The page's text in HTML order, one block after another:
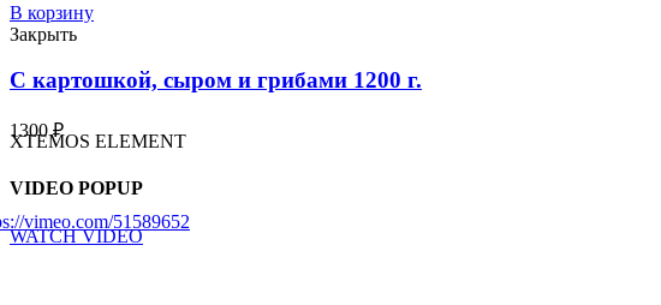
В корзину
Закрыть
C картошкой, сыром и грибами 1200 г.
1300₽
XTEMOS ELEMENT
VIDEO POPUP
WATCH VIDEO
vimeo.com/51589652